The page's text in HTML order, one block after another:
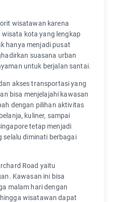
wisatawan karena
kota yang lengkap
hanya menjadi pusat
suasana urban
untuk berjalan santai.
akses transportasi yang
bisa menjelajahi kawasan
dengan pilihan aktivitas
kuliner, sampai
tetap menjadi
selalu diminati berbagai
Road yaitu
Kawasan ini bisa
malam hari dengan
wisatawan dapat